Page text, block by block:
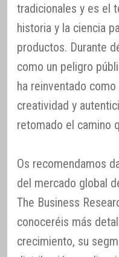
tradicionales y es el
historia y la ciencia
productos. Durante
como un peligro
ha reinventado
creatividad y
retomado el camino
Os recomendamos
del mercado global
The Business
conoceréis más
crecimiento, su